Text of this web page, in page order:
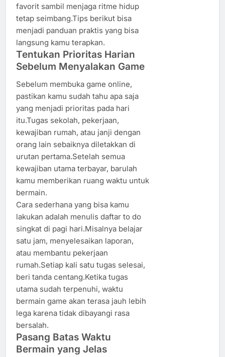
favorit sambil menjaga ritme hidup
tetap seimbang.Tips berikut bisa
menjadi panduan praktis yang bisa
langsung kamu terapkan.
Tentukan Prioritas Harian
Sebelum Menyalakan Game
Sebelum membuka game online,
pastikan kamu sudah tahu apa saja
yang menjadi prioritas pada hari
itu.Tugas sekolah, pekerjaan,
kewajiban rumah, atau janji dengan
orang lain sebaiknya diletakkan di
urutan pertama.Setelah semua
kewajiban utama terbayar, barulah
kamu memberikan ruang waktu untuk
bermain.
Cara sederhana yang bisa kamu
lakukan adalah menulis daftar to do
singkat di pagi hari.Misalnya belajar
satu jam, menyelesaikan laporan,
atau membantu pekerjaan
rumah.Setiap kali satu tugas selesai,
beri tanda centang.Ketika tugas
utama sudah terpenuhi, waktu
bermain game akan terasa jauh lebih
lega karena tidak dibayangi rasa
bersalah.
Pasang Batas Waktu
Bermain yang Jelas